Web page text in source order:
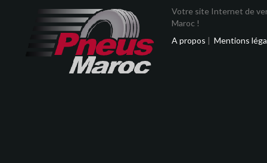
Votre site Internet de
Maroc !
A propos | Mentions